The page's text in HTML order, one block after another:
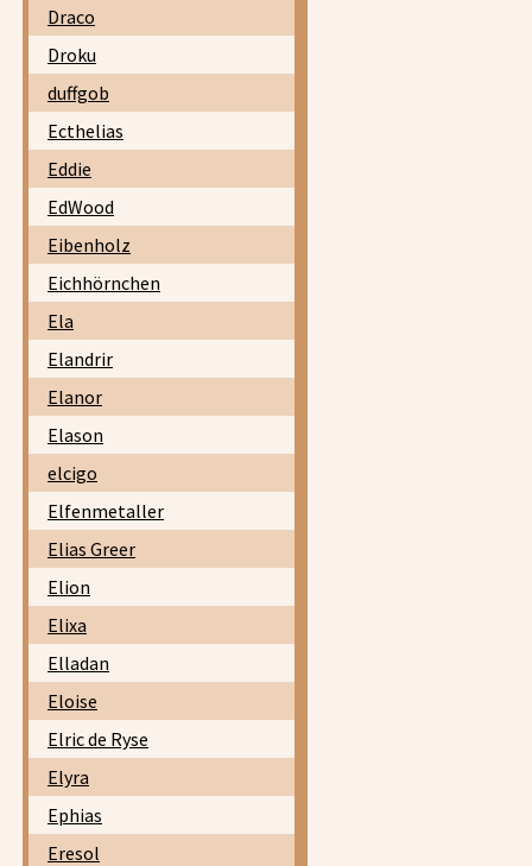
Draco
Droku
duffgob
Ecthelias
Eddie
EdWood
Eibenholz
Eichhörnchen
Ela
Elandrir
Elanor
Elason
elcigo
Elfenmetaller
Elias Greer
Elion
Elixa
Elladan
Eloise
Elric de Ryse
Elyra
Ephias
Eresol